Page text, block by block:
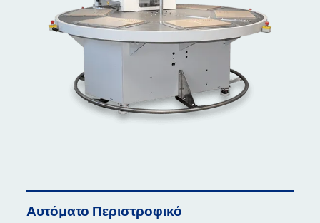
Αυτόματο Περιστροφικό